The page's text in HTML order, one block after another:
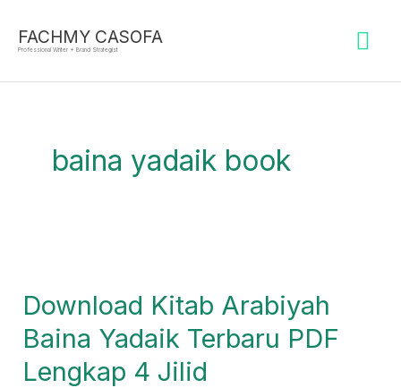
FACHMY CASOFA
Professional Writer + Brand Strategist
baina yadaik book
Download Kitab Arabiyah
Baina Yadaik Terbaru PDF
Lengkap 4 Jilid
Arabiyah
Baina
Yadaik
Terbaru